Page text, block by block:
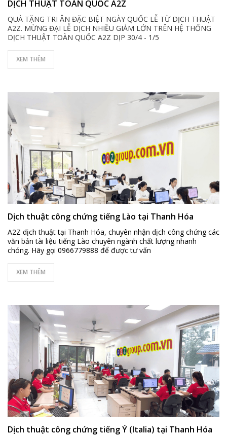
DỊCH THUẬT TOÀN QUỐC A2Z
QUÀ TẶNG TRI ÂN ĐẶC BIỆT NGÀY QUỐC LỄ TỪ DỊCH THUẬT
A2Z. MỪNG ĐẠI LỄ DỊCH NHIỀU GIẢM LỚN TRÊN HỆ THỐNG
DỊCH THUẬT TOÀN QUỐC A2Z DỊP 30/4 - 1/5
XEM THÊM
Dịch thuật công chứng tiếng Lào tại Thanh Hóa
A2Z dịch thuật tại Thanh Hóa, chuyên nhận dịch công chứng các
văn bản tài liệu tiếng Lào chuyên ngành chất lượng nhanh
chóng. Hãy gọi 0966779888 để được tư vấn
XEM THÊM
Dịch thuật công chứng tiếng Ý (Italia) tại Thanh Hóa